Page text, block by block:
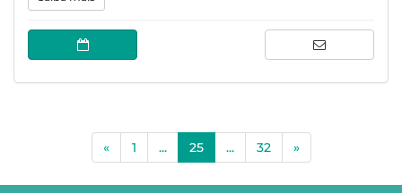
« 1 ... 25(current)
... 32 »